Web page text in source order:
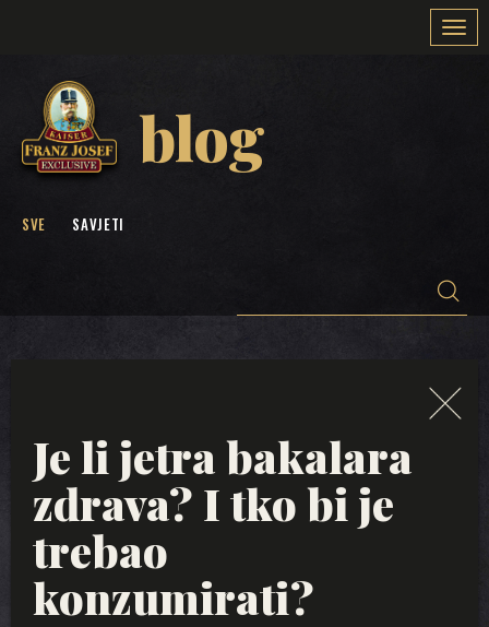
blog
SVE SAVJETI
Je li jetra bakalara
zdrava? I tko bi je
trebao
konzumirati?